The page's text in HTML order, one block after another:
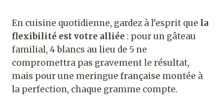
En cuisine quotidienne, gardez à l’esprit que la
flexibilité est votre alliée : pour un gâteau
familial, 4 blancs au lieu de 5 ne
compromettra pas gravement le résultat,
mais pour une meringue française montée à
la perfection, chaque gramme compte.